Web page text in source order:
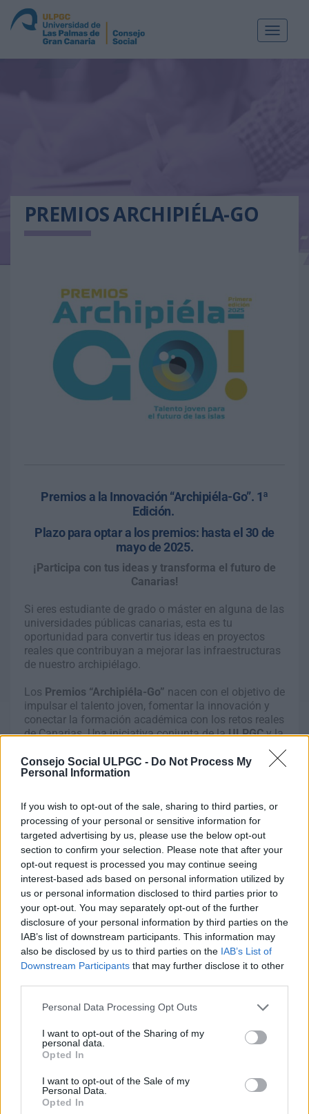
Consejo Social ULPGC - Do Not Process My
Personal Information
If you wish to opt-out of the sale, sharing to third parties, or
processing of your personal or sensitive information for
targeted advertising by us, please use the below opt-out
section to confirm your selection. Please note that after your
opt-out request is processed you may continue seeing
interest-based ads based on personal information utilized by
us or personal information disclosed to third parties prior to
your opt-out. You may separately opt-out of the further
disclosure of your personal information by third parties on the
IAB’s list of downstream participants. This information may
also be disclosed by us to third parties on the IAB’s List of
Downstream Participants that may further disclose it to other
Personal Data Processing Opt Outs
I want to opt-out of the Sharing of my
personal data.
Opted In
I want to opt-out of the Sale of my
Personal Data.
Opted In
Toggle
PREMIOS ARCHIPIÉLA-GO
Premios a la Innovación “Archipiéla-Go”. 1ª
Edición.
Plazo para optar a los premios: hasta el 30 de
mayo de 2025.
¡Participa con tus ideas y transforma el futuro de
Canarias!
Si eres estudiante de grado o máster en alguna de las
universidades públicas canarias, esta es tu
oportunidad para convertir tus ideas en proyectos
reales que contribuyan a mejorar las infraestructuras
de nuestro archipiélago.
Los Premios “Archipiéla-Go” nacen con el objetivo de
impulsar el talento joven, fomentar la innovación y
conectar la formación académica con los retos reales
de Canarias. Una iniciativa conjunta de laULPGCy la
Públicas, Vivienda y Movilidad del Gobierno de
Canarias y con el apoyo de los
Podrás presentar tu propuesta en una de estascuatro
áreas clave :
Movilidad: soluciones para un transporte más
inteligente y sostenible.
Obras públicas: propuestas que mejoren la
eficiencia, sostenibilidad y modernización de
infraestructuras.
Vivienda: ideas innovadoras en diseño,
tecnología o gestión de viviendas sostenibles.
protejan y desarrollen de forma sostenible nuestras
costas.
Además, de forma paralela a la presentación a estos
premios, se están realizando